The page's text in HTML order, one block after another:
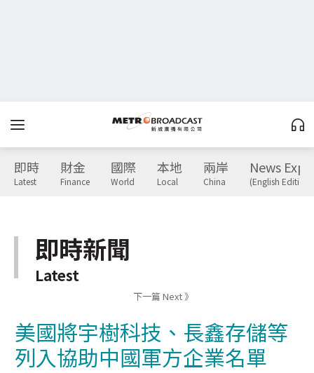
即時
Latest
財金
Finance
國際
World
本地
Local
兩岸
China
News
(English Edition)
即時新聞
Latest
下一篇 Next 》
美國將宇樹科技、長鑫存儲等
列入協助中國軍方企業名單